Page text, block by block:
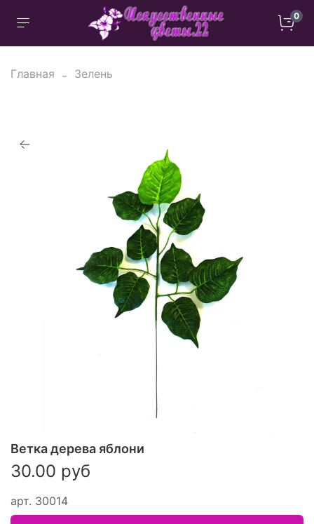
0
Главная Зелень
арт. З0014
Ветка дерева яблони
30.00 руб